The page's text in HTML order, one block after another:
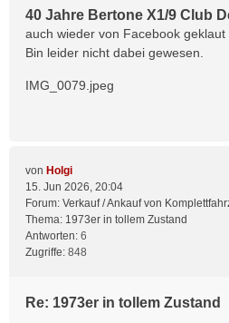
40 Jahre Bertone X1/9 Club
auch wieder von Facebook geklaut
Bin leider nicht dabei gewesen.
IMG_0079.jpeg
von Holgi
15. Jun 2026, 20:04
Forum: Verkauf / Ankauf von
Thema: 1973er in tollem Zustand
Antworten: 6
Zugriffe: 848
Re: 1973er in tollem Zustand